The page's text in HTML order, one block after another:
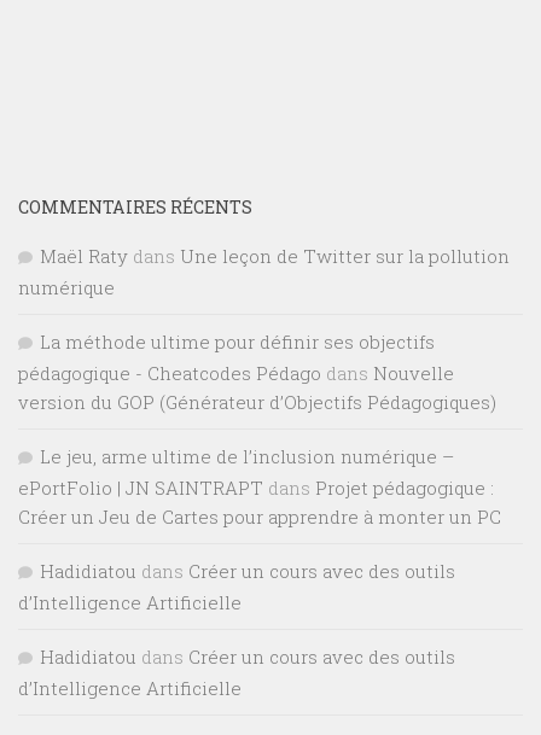
COMMENTAIRES RÉCENTS
Maël Raty dans Une leçon de Twitter sur la pollution
numérique
La méthode ultime pour définir ses objectifs
pédagogique - Cheatcodes Pédago dans Nouvelle
version du GOP (Générateur d’Objectifs Pédagogiques)
Le jeu, arme ultime de l’inclusion numérique –
ePortFolio | JN SAINTRAPT dans Projet pédagogique :
Créer un Jeu de Cartes pour apprendre à monter un PC
Hadidiatou dans Créer un cours avec des outils
d’Intelligence Artificielle
Hadidiatou dans Créer un cours avec des outils
d’Intelligence Artificielle